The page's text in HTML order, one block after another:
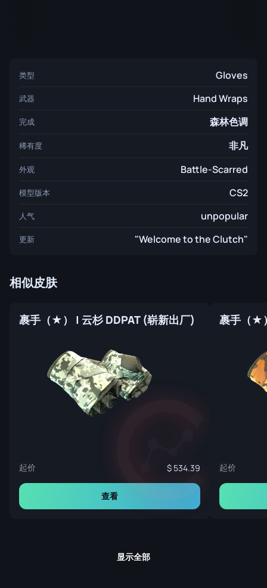
类型 Gloves
武器 Hand Wraps
完成 森林色调
稀有度 非凡
外观 Battle-Scarred
模型版本 CS2
人气 unpopular
更新 "Welcome to the Clutch"
相似皮肤
裹手（★） | 云杉 DDPAT (崭新出厂)
起价 534.39
查看
裹手（★
起价
显示全部